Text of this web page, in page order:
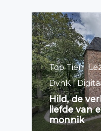
Top Tien
DvhK |
Hild, de
liefde van
monnik